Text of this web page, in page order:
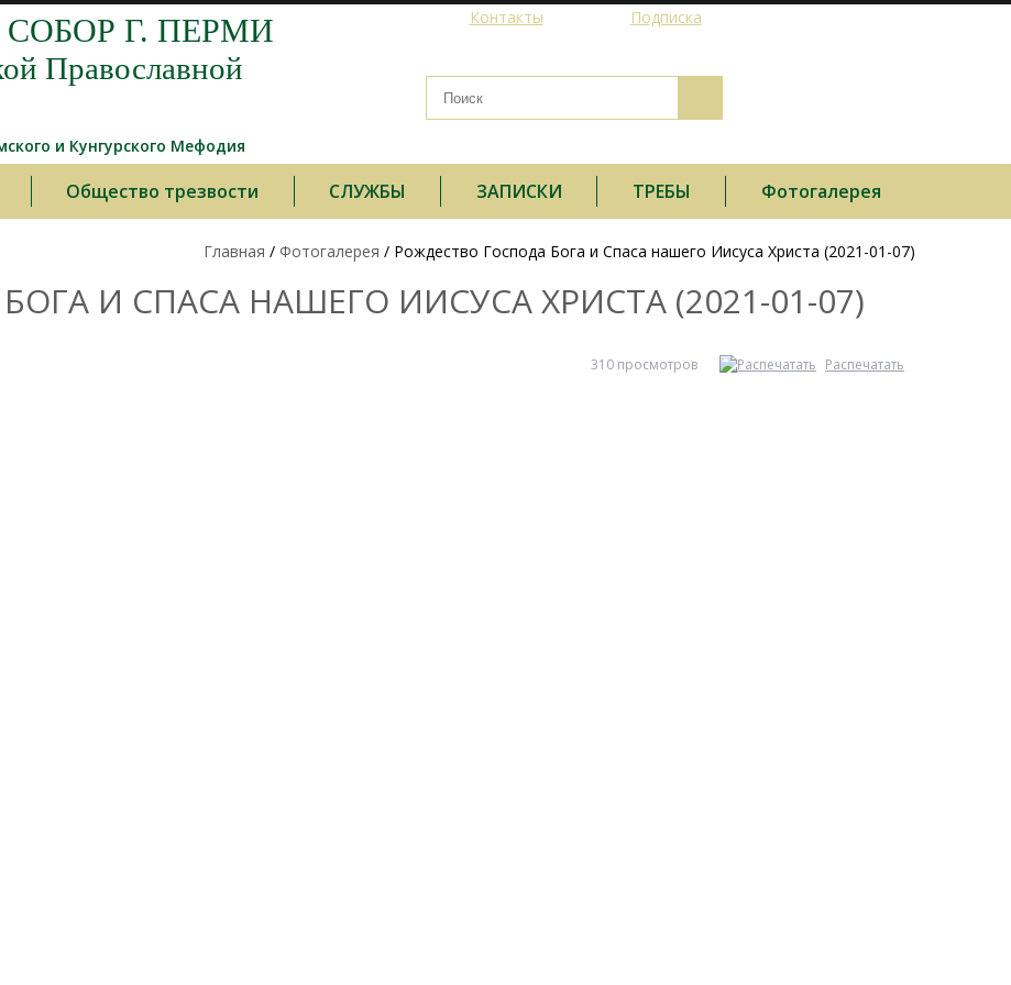
Контакты Подписка
Г. ПЕРМИ
Православной
и Кунгурского Мефодия
Общество трезвости СЛУЖБЫ ЗАПИСКИ ТРЕБЫ Фотогалерея
Главная / Фотогалерея / Рождество Господа Бога и Спаса нашего Иисуса Христа (2021-01-07)
И СПАСА НАШЕГО ИИСУСА ХРИСТА (2021-01-07)
310 просмотров Распечатать